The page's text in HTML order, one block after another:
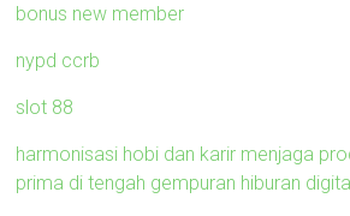
bonus new member
nypd ccrb
slot 88
harmonisasi hobi dan karir menjaga
prima di tengah gempuran hiburan